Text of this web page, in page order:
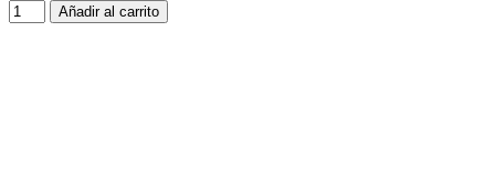
Añadir al carrito